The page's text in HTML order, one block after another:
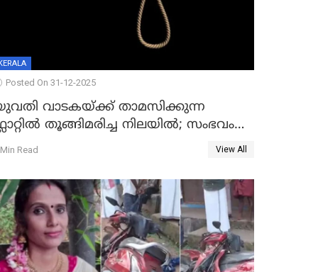
KERALA
Posted On 31-12-2025
വാടകയ്ക്ക് താമസിക്കുന്ന
തൂങ്ങിമരിച്ച നിലയില്‍; സംഭവം
Read View All